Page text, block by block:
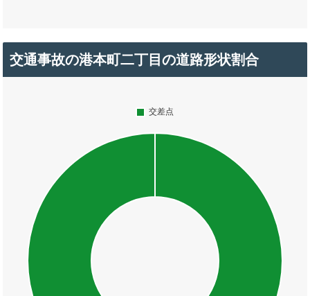
交通事故の港本町二丁目の道路形状割合